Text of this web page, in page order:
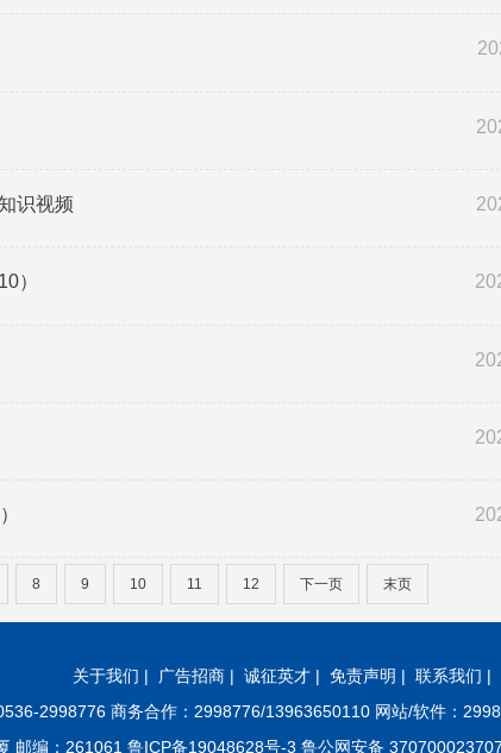
识视频
）
8 9 10 11 12 下一页 末页
关于我们 | 广告招商 | 诚征英才 | 免责声明 | 联系我们 |
2998776 商务合作：2998776/13963650110 网站/软件：
邮编：261061 鲁ICP备19048628号-3 鲁公网安备